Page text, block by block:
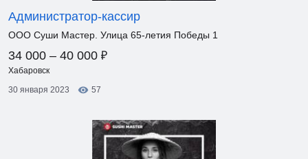
Администратор-кассир
ООО Суши Мастер. Улица 65-летия Победы 1
34 000 – 40 000 ₽
Хабаровск
30 января 2023
57